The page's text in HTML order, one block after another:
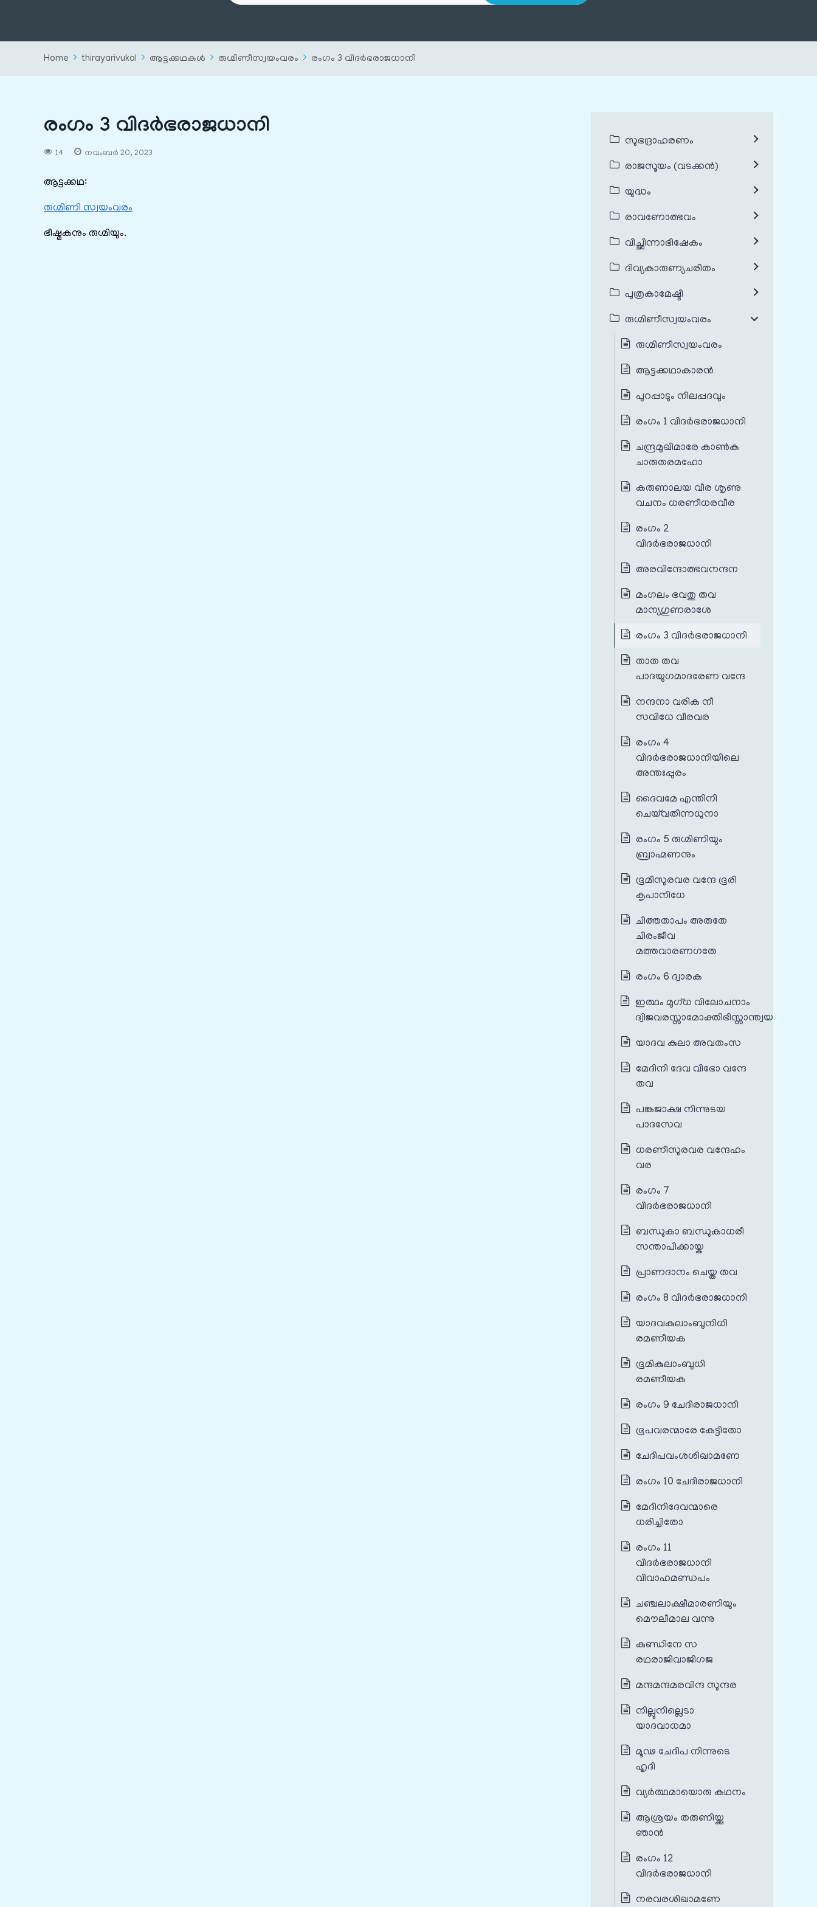
Home thirayarivukal ആട്ടക്കഥകൾ രുഗ്മിണീസ്വയംവരം രംഗം 3 വിദർഭരാജധാനി
രംഗം 3 വിദർഭരാജധാനി
14 നവംബർ 20, 2023
ആട്ടക്കഥ:
രുഗ്മിണി സ്വയംവരം
ഭീഷ്മകനും രുഗ്മിയും.
സുഭദ്രാഹരണം
രാജസൂയം (വടക്കൻ)
യുദ്ധം
രാവണോത്ഭവം
വിച്ഛിന്നാഭിഷേകം
ദിവ്യകാരുണ്യചരിതം
പുത്രകാമേഷ്ടി
രുഗ്മിണീസ്വയംവരം
രുഗ്മിണീസ്വയംവരം
ആട്ടക്കഥാകാരൻ
പുറപ്പാടും നിലപ്പദവും
രംഗം 1 വിദർഭരാജധാനി
ചന്ദ്രമുഖിമാരേ കാൺക
ചാരുതരമഹോ
കരുണാലയ വീര ശൃണു
വചനം ധരണീധരവീര
രംഗം 2
വിദർഭരാജധാനി
അരവിന്ദോത്ഭവനന്ദന
മംഗലം ഭവതു തവ
മാന്യഗുണരാശേ
രംഗം 3 വിദർഭരാജധാനി
താത തവ
പാദയുഗമാദരേണ വന്ദേ
നന്ദനാ വരിക നീ
സവിധേ വീരവര
രംഗം 4
വിദർഭരാജധാനിയിലെ
അന്തഃപ്പുരം
ദൈവമേ എന്തിനി
ചെയ്‌വതിന്നധുനാ
രംഗം 5 രുഗ്മിണിയും
ബ്രാഹ്മണനും
ഭൂമീസുരവര വന്ദേ ഭൂരി
കൃപാനിധേ
ചിത്തതാപം അരുതേ
ചിരം‌ജീവ
മത്തവാരണഗതേ
രംഗം 6 ദ്വാരക
ഇത്ഥം മുഗ്ധ വിലോചനാം
ദ്വിജവരസ്സാമോക്തിഭിസ്സാന്ത്വയൻ
യാദവ കുലാ അവതംസ
മേദിനി ദേവ വിഭോ വന്ദേ
തവ
പങ്കജാക്ഷ നിന്നുടയ
പാദസേവ
ധരണീസുരവര വന്ദേഹം
വര
രംഗം 7
വിദർഭരാജധാനി
ബന്ധുകാ ബന്ധുകാധരീ
സന്താപിക്കായ്ക
പ്രാണദാനം ചെയ്ത തവ
രംഗം 8 വിദർഭരാജധാനി
യാദവകുലാംബുനിധി
രമണീയക
ഭൂമികുലാംബുധി
രമണീയക
രംഗം 9 ചേദിരാജധാനി
ഭൂപവരന്മാരേ കേട്ടിതോ
ചേദിപവംശശിഖാമണേ
രംഗം 10 ചേദിരാജധാനി
മേദിനിദേവന്മാരെ
ധരിച്ചിതോ
രംഗം 11
വിദർഭരാജധാനി
വിവാഹമണ്ഡപം
ചഞ്ചലാക്ഷീമാരണിയും
മൌലീമാല വന്നു
കുണ്ഡിനേ സ
രഥരാജിവാജിഗജ
മന്ദമന്ദമരവിന്ദ സുന്ദര
നില്ലുനില്ലെടാ
യാദവാധമാ
മൂഢ ചേദിപ നിന്നുടെ
ഹൃദി
വ്യർത്ഥമായൊരു കഥനം
ആശ്രയം തരുണിയ്ക്കു
ഞാൻ
രംഗം 12
വിദർഭരാജധാനി
നരവരശിഖാമണേ